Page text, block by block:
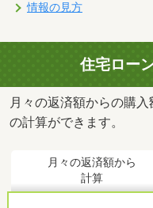
情報の見方
住宅ロー
月々の返済額からの購
の計算ができます。
月々の返済額から
計算